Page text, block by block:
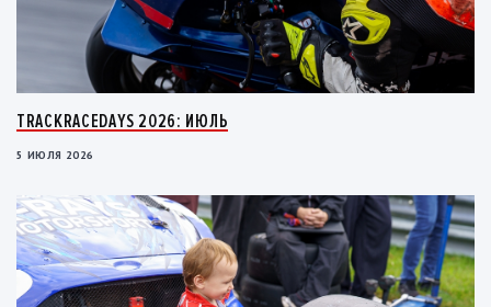
TRACKRACEDAYS 2026: ИЮЛЬ
5 ИЮЛЯ 2026